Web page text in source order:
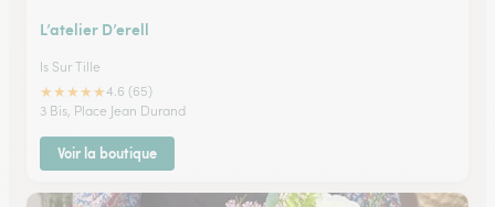
L’atelier D’erell
Is Sur Tille
★★★★★4.6 (65)
3 Bis, Place Jean Durand
Voir la boutique